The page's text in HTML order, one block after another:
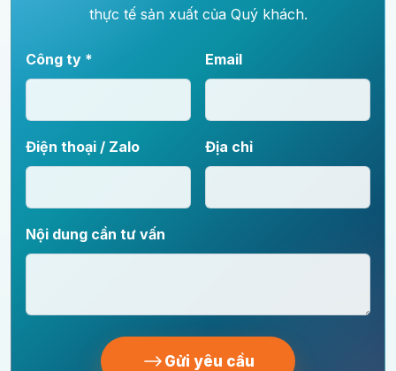
thực tế sản xuất của Quý khách.
Công ty * Email
Điện thoại / Zalo Địa chỉ
Nội dung cần tư vấn
Gửi yêu cầu